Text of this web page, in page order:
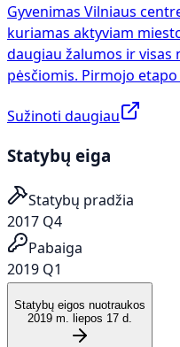
Gyvenimas Vilniaus
kuriamas aktyviam
daugiau žalumos ir visas
pėsčiomis. Pirmojo
Sužinoti daugiau
Statybų eiga
Statybų pradžia
2017 Q4
Pabaiga
2019 Q1
Statybų eigos nuotraukos
2019 m. liepos 17 d.